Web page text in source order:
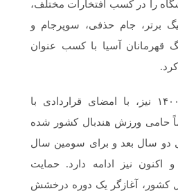
را در کسب افتخارات مختلف،
برتر، جام حذفی، سوپرجام و
قهرمانان آسیا با کسب عنوان
ایرانسل، ۱۴ دی ماه ۱۴۰۰ نیز، با امضای قراردادی با
حامی ورزش هندبال کشور شده
دو سال بعد و برای سومین سال
اکنون نیز ادامه دارد. حمایت
کشور، آغازگر یک دوره درخشش